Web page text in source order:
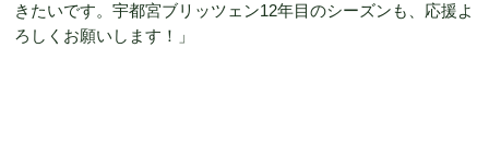
きたいです。宇都宮ブリッツェン12年目のシーズンも、応援よ
ろしくお願いします！」